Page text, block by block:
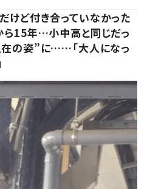
だけど付き合っていなかった
ら15年…小中高と同じだっ
の姿”に……「大人になっ